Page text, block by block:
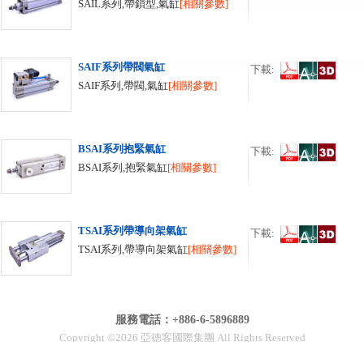
SAIL系列,帶鎖型,氣缸[相關參數]
SAIF系列帶閥氣缸
SAIF系列,帶閥,氣缸[相關參數]
下載:
BSAI系列抱緊氣缸
BSAI系列,抱緊氣缸[相關參數]
下載:
TSAI系列帶導向架氣缸
TSAI系列,帶導向架氣缸[相關參數]
下載:
服務電話：+886-6-5896889
Copyright ©2026 亞德客國際集團 All Rights Reserved